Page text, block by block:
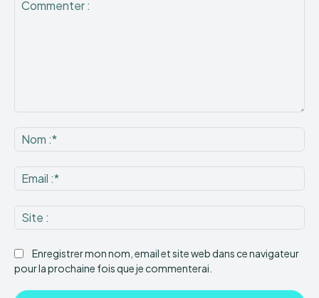
:*
:*
:
Enregistrer mon nom, email et site web dans ce navigateur
pour la prochaine fois que je commenterai.